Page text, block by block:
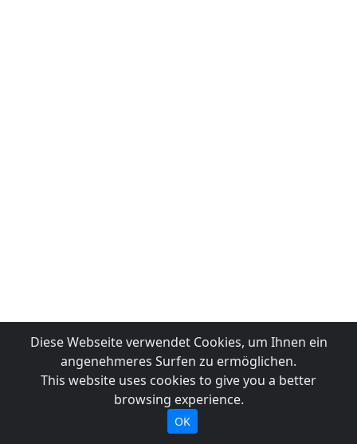
Diese Webseite verwendet Cookies, um Ihnen ein
angenehmeres Surfen zu ermöglichen.
This website uses cookies to give you a better
browsing experience.
OK